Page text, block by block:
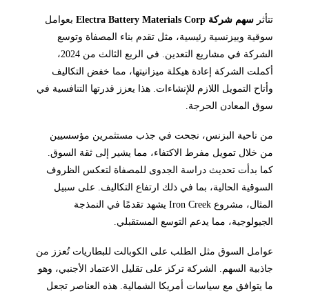
تتأثر سهم شركة Electra Battery Materials Corp
بعوامل
سوقية وبيزنسية رئيسية، مثل تقدم بناء المصفاة وتوسع
الشركة في مشاريع التعدين. في الربع الثالث من 2024،
أكملت الشركة إعادة هيكلة ميزانيتها، مما خفض التكاليف
وأتاح التمويل اللازم للإنشاءات. هذا يعزز قدرتها التنافسية في
سوق المعادن الحرجة.
من ناحية البزنس، نجحت في جذب مستثمرين مؤسسيين
من خلال تمويل مفرط الاكتفاء، مما يشير إلى ثقة السوق.
كما بدأت تحديث دراسة الجدوى للمصفاة لتعكس الظروف
السوقية الحالية، بما في ذلك ارتفاع التكاليف. على سبيل
المثال، مشروع Iron Creek يشهد تقدمًا في النمذجة
الجيولوجية، مما يدعم التوسع المستقبلي.
عوامل السوق مثل الطلب على الكوبالت للبطاريات تُعزز من
جاذبية السهم. الشركة تركز على تقليل الاعتماد الأجنبي، وهو
ما يتوافق مع سياسات أمريكا الشمالية. هذه العناصر تجعل